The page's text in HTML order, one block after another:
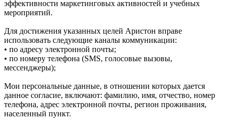
эффективности маркетинговых активностей и учебных
мероприятий.
Для достижения указанных целей Аристон вправе
использовать следующие каналы коммуникации:
• по адресу электронной почты;
• по номеру телефона (SMS, голосовые вызовы,
мессенджеры);
Мои персональные данные, в отношении которых дается
данное согласие, включают: фамилию, имя, отчество, номер
телефона, адрес электронной почты, регион проживания,
населенный пункт.